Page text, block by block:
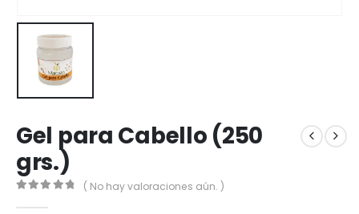
Gel para Cabello (250
grs.)
( No hay valoraciones aún. )